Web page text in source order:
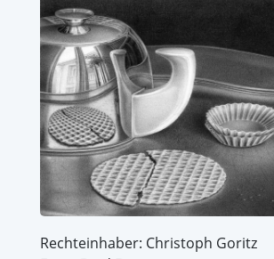
Rechteinhaber: Christoph Goritz